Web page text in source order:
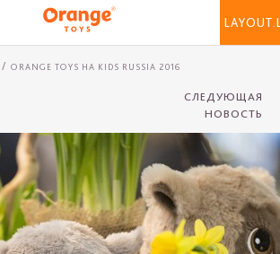
ORANGE TOYS НА KIDS RUSSIA 2016
СЛЕДУЮЩАЯ
НОВОСТЬ